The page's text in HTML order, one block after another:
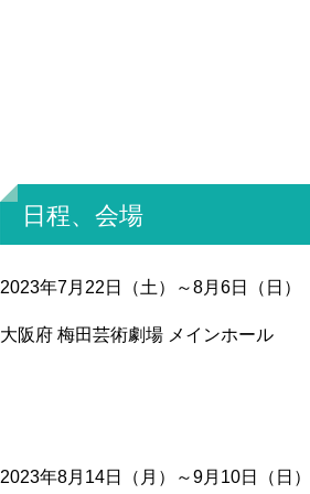
日程、会場
2023年7月22日（土）～8月6日（日）
大阪府 梅田芸術劇場 メインホール
2023年8月14日（月）～9月10日（日）